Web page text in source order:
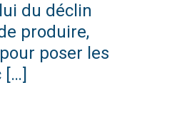
du déclin
produire,
poser les
[…]